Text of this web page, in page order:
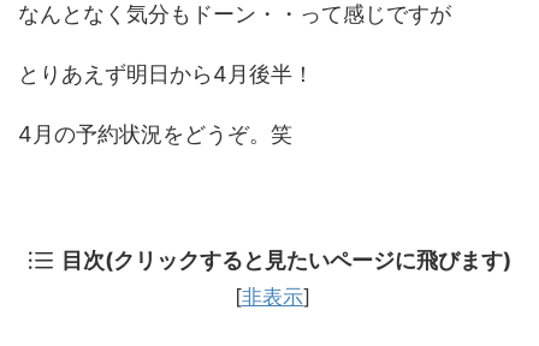
なんとなく気分もドーン・・って感じですが
とりあえず明日から4月後半！
4月の予約状況をどうぞ。笑
目次(クリックすると見たいページに飛びます)
[非表示]